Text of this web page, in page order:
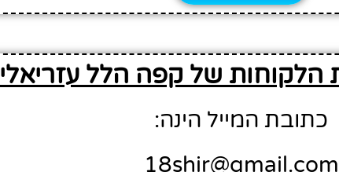
הלקוחות של קפה הלל עזריאלי
כתובת המייל הינה:
18shir@gmail.com